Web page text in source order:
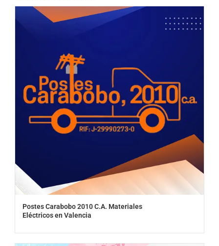
Postes Carabobo 2010 C.A. Materiales
Eléctricos en Valencia